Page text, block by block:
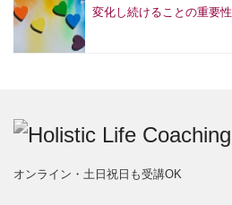
変化し続けることの重要性
オンライン・土日祝日も受講OK